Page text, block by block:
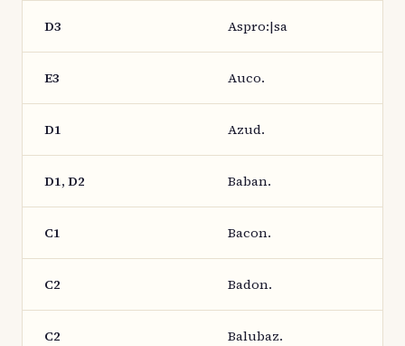
D3 Aspro:|sa
E3 Auco.
D1 Azud.
D1, D2 Baban.
C1 Bacon.
C2 Badon.
C2 Balubaz.